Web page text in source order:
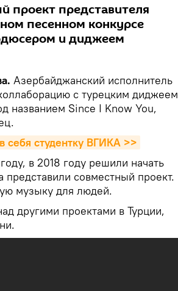
проект представителя
песенном конкурсе
и диджеем
Азербайджанский исполнитель
с турецким диджеем
названием Since I Know You,
себя студентку ВГИКА >>
в 2018 году решили начать
представили совместный проект.
музыку для людей.
другими проектами в Турции,